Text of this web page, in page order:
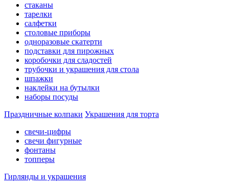
стаканы
тарелки
салфетки
столовые приборы
одноразовые скатерти
подставки для пирожных
коробочки для сладостей
трубочки и украшения для стола
шпажки
наклейки на бутылки
наборы посуды
Праздничные колпаки Украшения для торта
свечи-цифры
свечи фигурные
фонтаны
топперы
Гирлянды и украшения